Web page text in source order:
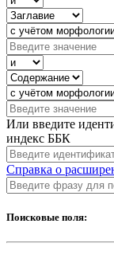
Или введите
индекс ББК
Справка о
Поисковые поля: